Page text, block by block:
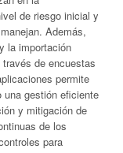
de riesgo inicial y
Además,
la importación
de encuestas
permite
una gestión eficiente
y mitigación de
de los
para